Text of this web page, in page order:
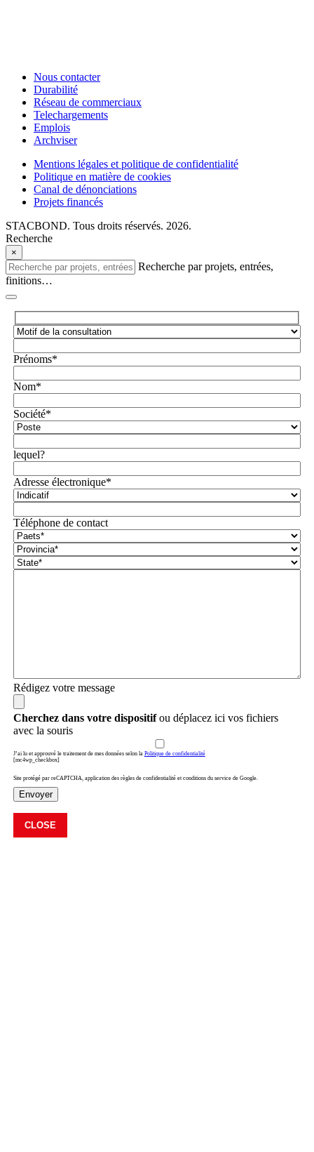
Nous contacter
Durabilité
Réseau de commerciaux
Telechargements
Emplois
Archviser
Mentions légales et politique de confidentialité
Politique en matière de cookies
Canal de dénonciations
Projets financés
STACBOND. Tous droits réservés. 2026.
Recherche
×
Recherche par projets, entrées,
finitions…
Prénoms*
Nom*
Société*
lequel?
Adresse électronique*
Téléphone de contact
Rédigez votre message
Cherchez dans votre dispositifou déplacez ici vos fichiers
avec la souris
J’ai lu et approuvé le traitement de mes données selon la Politique de confidentialité
[mc4wp_checkbox]
Site protégé par reCAPTCHA, application des règles de confidentialité et conditions du service de Google.
Envoyer
CLOSE